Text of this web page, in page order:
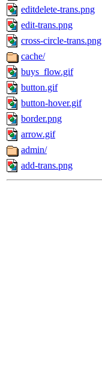
editdelete-trans.png
edit-trans.png
cross-circle-trans.png
cache/
buys_flow.gif
button.gif
button-hover.gif
border.png
arrow.gif
admin/
add-trans.png